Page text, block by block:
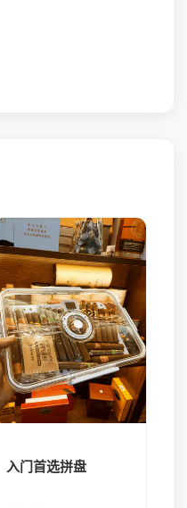
入门首选拼盘